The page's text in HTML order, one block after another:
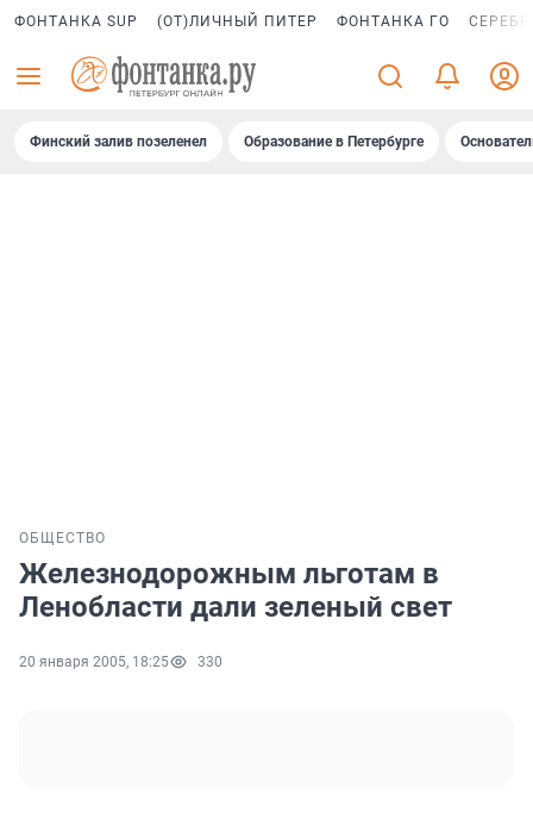
ФОНТАНКА SUP (ОТ)ЛИЧНЫЙ ПИТЕР ФОНТАНКА ГО
Финский залив позеленел Образование в Петербурге
ОБЩЕСТВО
Железнодорожным льготам в
Ленобласти дали зеленый свет
20 января 2005, 18:25 330